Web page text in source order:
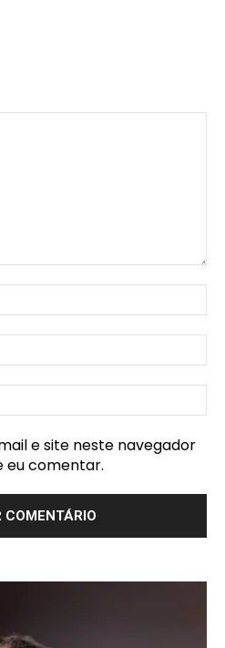
e site neste navegador
eu comentar.